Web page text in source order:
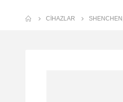
CIHAZLAR SHENCHEN